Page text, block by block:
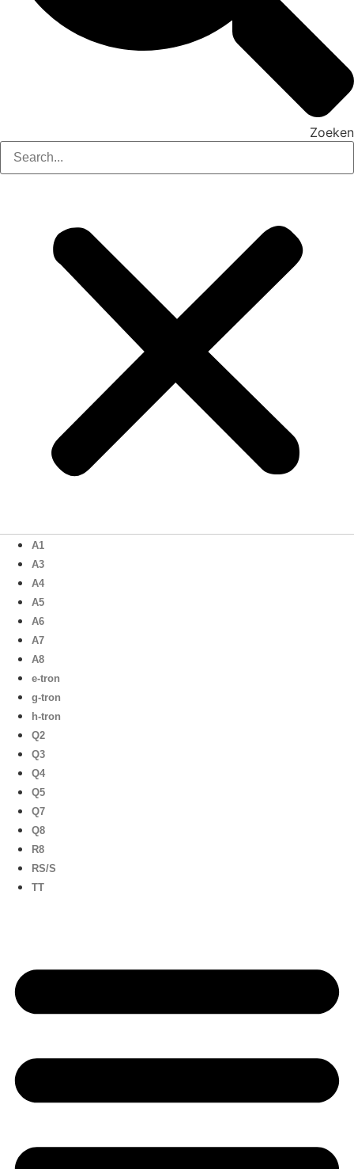
Zoeken
A1
A3
A4
A5
A6
A7
A8
e-tron
g-tron
h-tron
Q2
Q3
Q4
Q5
Q7
Q8
R8
RS/S
TT